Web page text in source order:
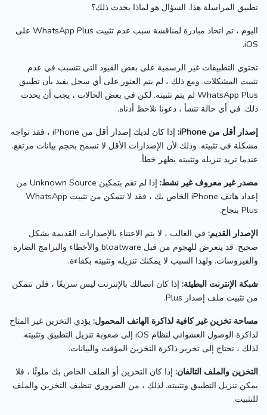
تطبيق المراسلة هذا. السؤال هو لماذا يحدث ذلك؟
اليوم ، تم اتخاذ مبادرة لمناقشة سبب عدم تثبيت WhatsApp Plus على
iOS.
تحتوي التطبيقات غير الرسمية على بعض القيود التي تتسبب في عدم
تثبيت المشكلات. ومع ذلك ، لم يتم العثور على أي سجل يفيد بأن تطبيق
WhatsApp Plus لم يتم تثبيته.
لكن في بعض الحالات ، يجب أن يحدث
ذلك. في أي حالة تنشأ ، دعونا نلاحظ أدناه.
إصدار أقل من iPhone:
إذا كان لديك إصدار أقل من iPhone ، فقد تواجه
مشكلة في تثبيته. وذلك لأن الإصدارات الأقل لا تسمح بحجم بيانات مرتفع.
عندما تريد تنزيله وتثبيته يظهر خطأ.
مصدر غير معروف غير نشط:
إذا لم تقم بتمكين Unknown Source من
إعداد هاتف iPhone الخاص بك ، فقد لا تتمكن من تثبيت WhatsApp
Plus بنجاح.
الإصدار القديم: في الغالب ، لا يتم الاعتناء بالإصدارات القديمة بشكل
صحيح.
قد يتعرض للهجوم من قبل bloatware والأخطاء والبرامج الضارة
والفيروسات. ولهذا السبب لا يمكنك تنزيله وتثبيته بكفاءة.
شبكة الإنترنت البطيئة: إذا كان اتصالك بالإنترنت ليس سريعًا ، فلن تتمكن
من تثبيت ملف إصدار Plus.
مساحة تخزين غير كافية لذاكرة الهاتف المحمول: يؤدي التخزين غير المتاح
لذاكرة الوصول العشوائي لنظام iOS إلى صعوبة تنزيل التطبيق وتثبيته.
لذلك ، تحتاج إلى تحرير ذاكرة التخزين المؤقت والبيانات.
التخزين والملف التالفان: إذا كان التخزين أو الملف الخاص بك ملوثًا ، فلا
يمكن تنزيل التطبيق وتثبيته. لذلك ، من الضروري تنظيف التخزين والملف
للتثبيت.